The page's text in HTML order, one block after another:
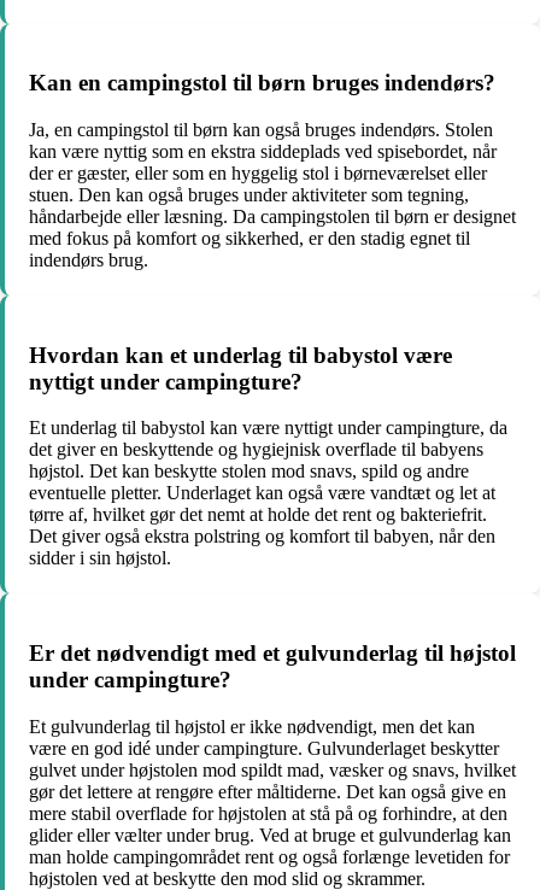
Kan en campingstol til børn bruges indendørs?
Ja, en campingstol til børn kan også bruges indendørs. Stolen
kan være nyttig som en ekstra siddeplads ved spisebordet, når
der er gæster, eller som en hyggelig stol i børneværelset eller
stuen. Den kan også bruges under aktiviteter som tegning,
håndarbejde eller læsning. Da campingstolen til børn er designet
med fokus på komfort og sikkerhed, er den stadig egnet til
indendørs brug.
Hvordan kan et underlag til babystol være
nyttigt under campingture?
Et underlag til babystol kan være nyttigt under campingture, da
det giver en beskyttende og hygiejnisk overflade til babyens
højstol. Det kan beskytte stolen mod snavs, spild og andre
eventuelle pletter. Underlaget kan også være vandtæt og let at
tørre af, hvilket gør det nemt at holde det rent og bakteriefrit.
Det giver også ekstra polstring og komfort til babyen, når den
sidder i sin højstol.
Er det nødvendigt med et gulvunderlag til højstol
under campingture?
Et gulvunderlag til højstol er ikke nødvendigt, men det kan
være en god idé under campingture. Gulvunderlaget beskytter
gulvet under højstolen mod spildt mad, væsker og snavs, hvilket
gør det lettere at rengøre efter måltiderne. Det kan også give en
mere stabil overflade for højstolen at stå på og forhindre, at den
glider eller vælter under brug. Ved at bruge et gulvunderlag kan
man holde campingområdet rent og også forlænge levetiden for
højstolen ved at beskytte den mod slid og skrammer.